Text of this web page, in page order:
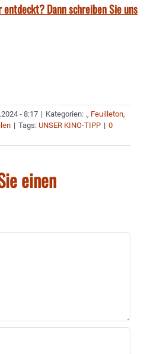
entdeckt? Dann schreiben Sie uns
- 8:17 | Kategorien: ., Feuilleton,
| Tags: UNSER KINO-TIPP | 0
einen